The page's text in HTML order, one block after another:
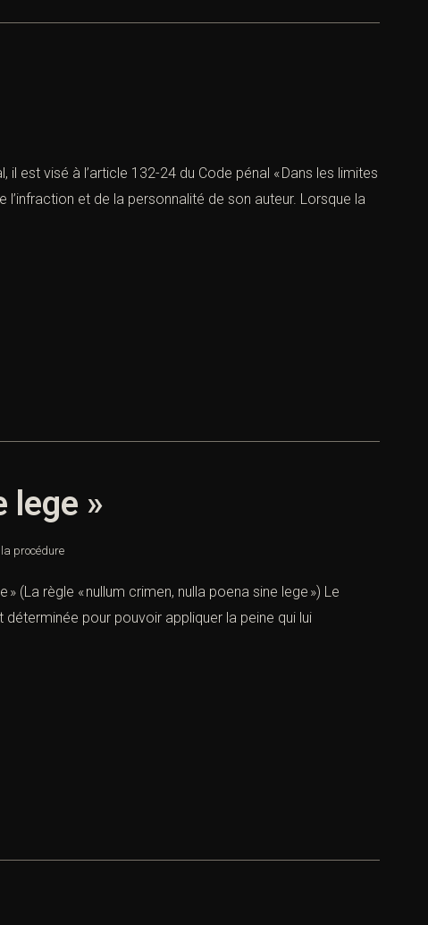
est visé à l’article 132-24 du Code pénal « Dans les limites
et de la personnalité de son auteur. Lorsque la
lege »
procédure
(La règle « nullum crimen, nulla poena sine lege ») Le
pour pouvoir appliquer la peine qui lui